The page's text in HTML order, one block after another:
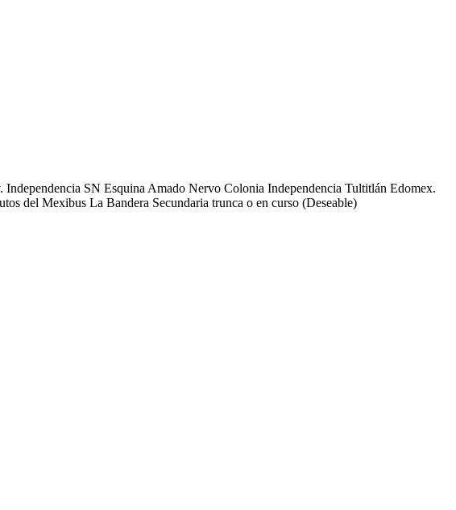
SN Esquina Amado Nervo Colonia Independencia Tultitlán Edomex.
del Mexibus La Bandera Secundaria trunca o en curso (Deseable)